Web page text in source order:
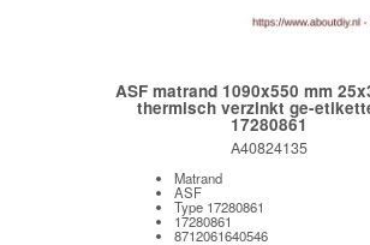
ASF matrand 1090x550 mm
thermisch verzinkt ge-
17280861
A40824135
Matrand
ASF
Type 17280861
17280861
8712061640546